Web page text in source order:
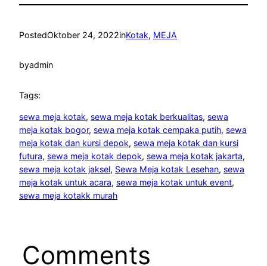
PostedOktober 24, 2022inKotak, MEJA
byadmin
Tags:
sewa meja kotak, sewa meja kotak berkualitas, sewa
meja kotak bogor, sewa meja kotak cempaka putih, sewa
meja kotak dan kursi depok, sewa meja kotak dan kursi
futura, sewa meja kotak depok, sewa meja kotak jakarta
sewa meja kotak jaksel, Sewa Meja kotak Lesehan, sewa
meja kotak untuk acara, sewa meja kotak untuk event
sewa meja kotakk murah
Comments